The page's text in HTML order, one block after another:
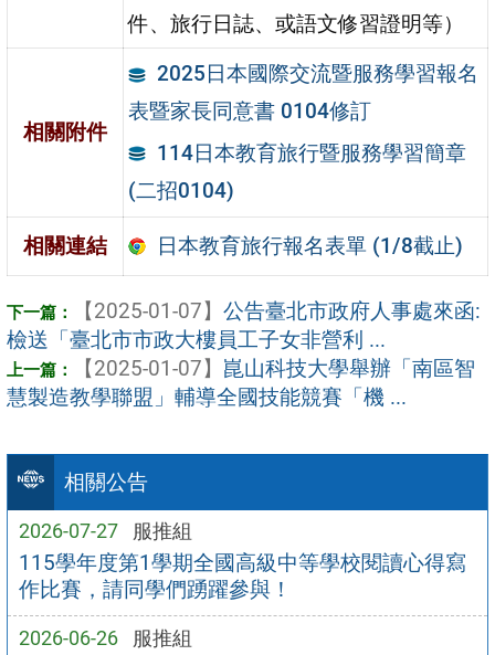
相關公告
2026-07-27 服推組
115學年度第1學期全國高級中等學校閱讀心得寫
作比賽，請同學們踴躍參與！
2026-06-26 服推組
件、旅行日誌、或語文修習證明等）
相關附件
2025日本國際交流暨服務學習報名
表暨家長同意書 0104修訂
114日本教育旅行暨服務學習簡章
(二招0104)
相關連結 日本教育旅行報名表單 (1/8截止)
【2025-01-07】 公告臺北市政府人事處來函:
檢送「臺北市市政大樓員工子女非營利 ...
【2025-01-07】 崑山科技大學舉辦「南區智
慧製造教學聯盟」輔導全國技能競賽「機 ...